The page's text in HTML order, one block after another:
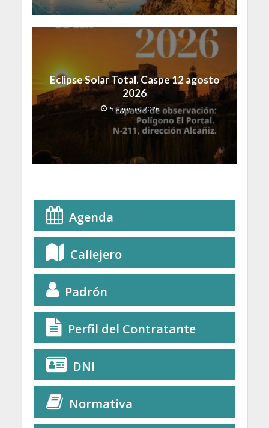
Eclipse Solar Total. Caspe 12 agosto
2026
5 agosto, 2026
Agenda
Callejero
Padrón
Perfil del Contratante
DNI
Normativa